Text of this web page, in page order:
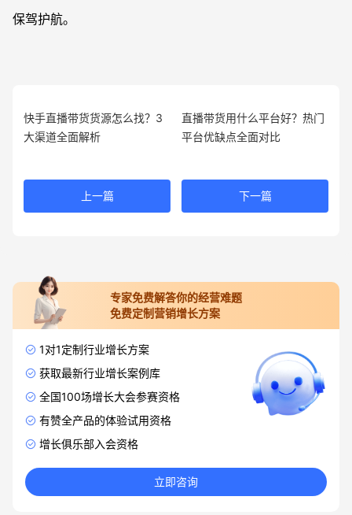
保驾护航。
快手直播带货货源怎么找？3
大渠道全面解析
上一篇
直播带货用什么平台好？热门
平台优缺点全面对比
下一篇
专家免费解答你的经营难题
免费定制营销增长方案
1对1定制行业增长方案
获取最新行业增长案例库
全国100场增长大会参赛资格
有赞全产品的体验试用资格
增长俱乐部入会资格
立即咨询